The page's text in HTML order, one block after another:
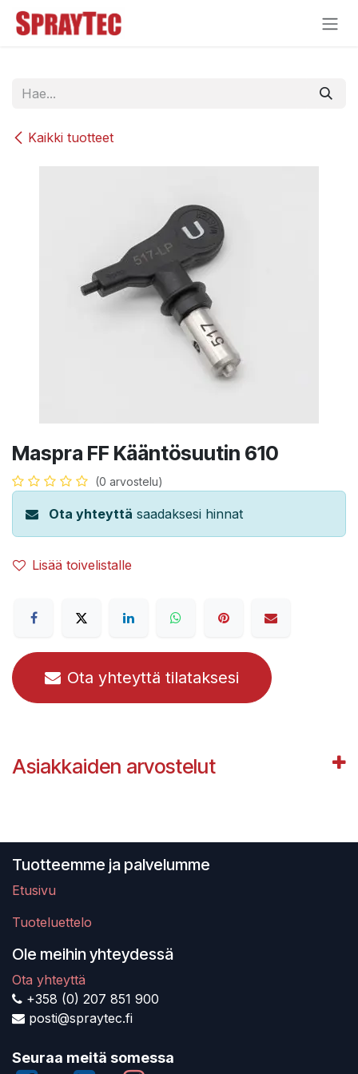
Siirry sisältöön
Kaikki tuotteet
Maspra FF Kääntösuutin 610
(0 arvostelu)
Ota yhteyttä saadaksesi hinnat
Lisää toivelistalle
Ota yhteyttä tilataksesi
Asiakkaiden arvostelut
Tuotteemme ja palvelumme
Etusivu
Tuoteluettelo
Ole meihin yhteydessä
Ota yhteyttä
+358 (0) 207 851 900
posti@spraytec.fi
Seuraa meitä somessa